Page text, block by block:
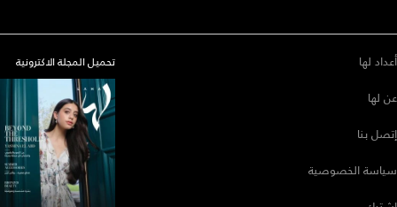
أعداد لها
عن لها
إتصل بنا
سياسة الخصوصية
تحميل المجلة الاكترونية